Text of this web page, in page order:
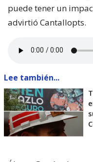
puede tener un
advirtió Cantallopts.
Lee también...